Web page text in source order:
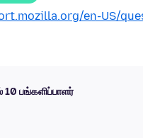
en-US/
10 பங்களிப்பாளர்